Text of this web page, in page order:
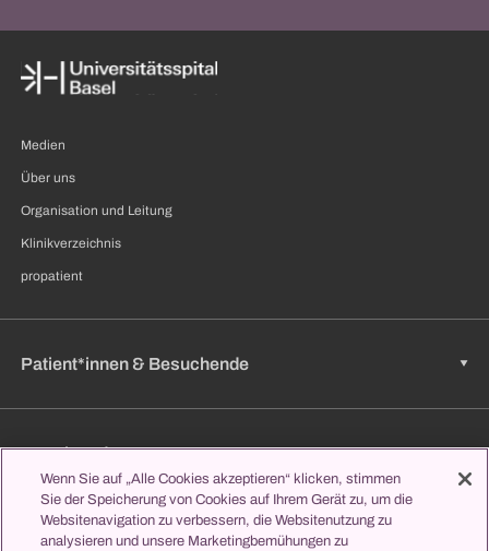
Medien
Über uns
Organisation und Leitung
Klinikverzeichnis
propatient
Patient*innen & Besuchende
Zuweisende
Jobs & Karriere
Wenn Sie auf „Alle Cookies akzeptieren“ klicken, stimmen
Sie der Speicherung von Cookies auf Ihrem Gerät zu, um die
Websitenavigation zu verbessern, die Websitenutzung zu
analysieren und unsere Marketingbemühungen zu